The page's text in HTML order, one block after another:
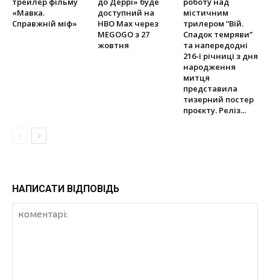
«Мавка.
Справжній міф»
доступний на
HBO Max через
MEGOGO з 27
жовтня
містичним
трилером “Вій.
Спадок темряви”
та напередодні
216-ї річниці з дня
народження
митця
представила
тизерний постер
проєкту. Реліз...
НАПИСАТИ ВІДПОВІДЬ